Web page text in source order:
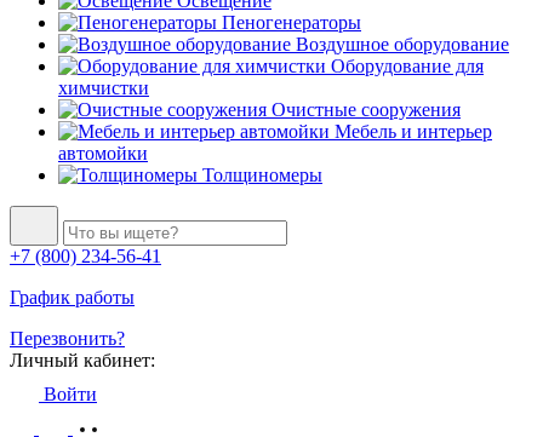
Пеногенераторы
Воздушное оборудование
Оборудование для
химчистки
Очистные сооружения
Мебель и интерьер
автомойки
Толщиномеры
+7 (800) 234-56-41
График работы
Перезвонить?
Личный кабинет:
Войти